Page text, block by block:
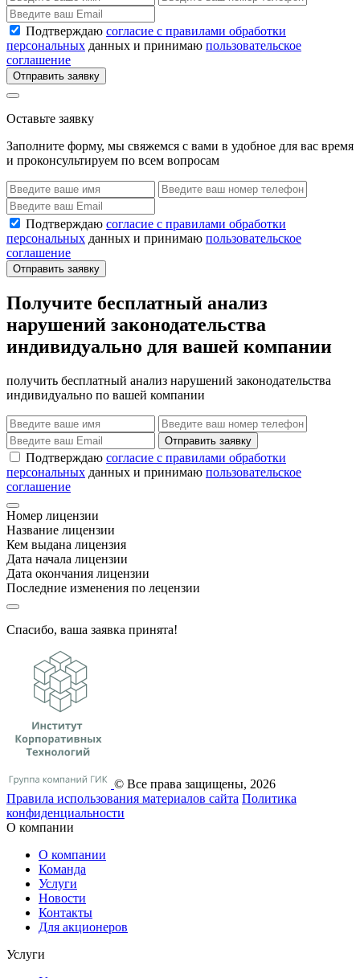
Подтверждаю согласие с правилами обработки
персональных данных и принимаю пользовательское
соглашение
Отправить заявку
Оставьте заявку
Заполните форму, мы свяжемся с вами в удобное для вас время
и проконсультируем по всем вопросам
Подтверждаю согласие с правилами обработки
персональных данных и принимаю пользовательское
соглашение
Отправить заявку
Получите бесплатный анализ
нарушений законодательства
индивидуально для вашей компании
получить бесплатный анализ нарушений законодательства
индивидуально по вашей компании
Отправить заявку
Подтверждаю согласие с правилами обработки
персональных данных и принимаю пользовательское
соглашение
Номер лицензии
Название лицензии
Кем выдана лицензия
Дата начала лицензии
Дата окончания лицензии
Последние изменения по лецензии
Спасибо, ваша заявка принята!
© Все права защищены, 2026
Правила использования материалов сайта Политика
конфиденциальности
О компании
О компании
Команда
Услуги
Новости
Контакты
Для акционеров
Услуги